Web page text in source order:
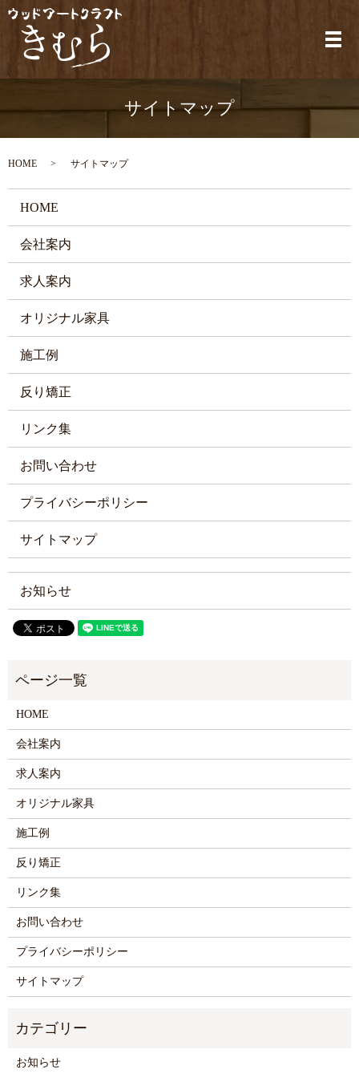
メ
サイトマップ
HOME サイトマップ
HOME
会社案内
求人案内
オリジナル家具
施工例
反り矯正
リンク集
お問い合わせ
プライバシーポリシー
サイトマップ
お知らせ
HOME
会社案内
求人案内
オリジナル家具
施工例
反り矯正
リンク集
お問い合わせ
プライバシーポリシー
サイトマップ
お知らせ